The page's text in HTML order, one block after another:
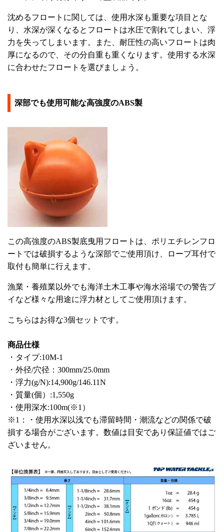
沈めるフロートに関しては、使用水深も重要な項目とな
り、水深が深くなるとフロートは水圧で割れてしまい、浮
力を失ってしまいます。また、耐圧性の高いフロートは肉
厚になるので、その分自重も重くなります。使用する水深
に合わせたフロートを選びましょう。
深部でも使用可能な高強度のABS製
この高強度のABS製底曳用フロートは、ポリエチレンフロ
ートでは破損するような深部でご使用頂け、ロープ耳付で
取付も簡単に行えます。
漁業・養殖業以外でも海洋土木工事や海水浴場での警告ブ
イなど様々な用途に浮力材としてご使用頂けます。
こちらはお得な3個セットです。
商品仕様
・タイプ:10M-1
・外径/穴径：300mm/25.0mm
・浮力(g/N):14,900g/146.11N
・質量(個）:1,550g
・使用深水:100m(※1）
※1：・使用水深以浅でも滞留時間・潮流などの関係で破
損する場合がございます。数値は目安であり保証値ではご
ざいません。